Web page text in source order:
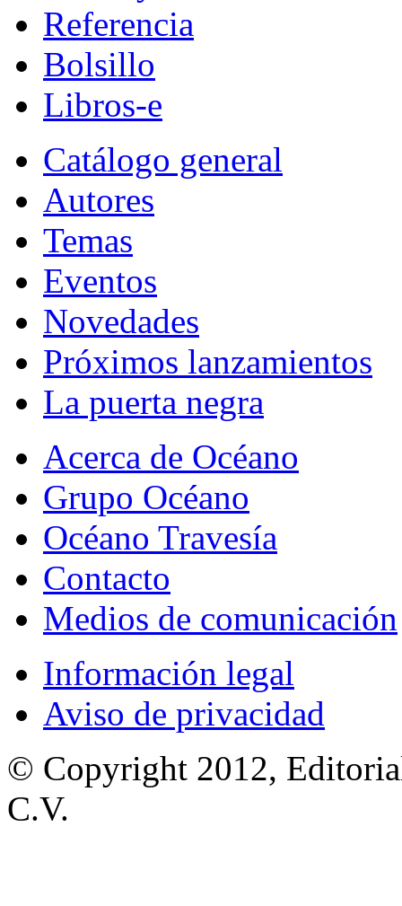
Referencia
Bolsillo
Libros-e
Catálogo general
Autores
Temas
Eventos
Novedades
Próximos lanzamientos
La puerta negra
Acerca de Océano
Grupo Océano
Océano Travesía
Contacto
Medios de comunicación
Información legal
Aviso de privacidad
© Copyright 2012,
C.V.